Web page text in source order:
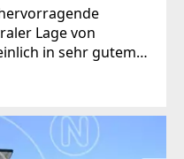
Lage von
in sehr gutem
Objekt liegt im
gegenüber